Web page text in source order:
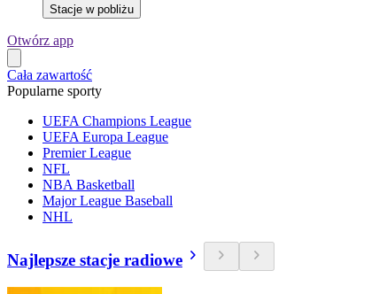
Stacje w pobliżu
Otwórz app
Cała zawartość
Popularne sporty
UEFA Champions League
UEFA Europa League
Premier League
NFL
NBA Basketball
Major League Baseball
NHL
Najlepsze stacje radiowe